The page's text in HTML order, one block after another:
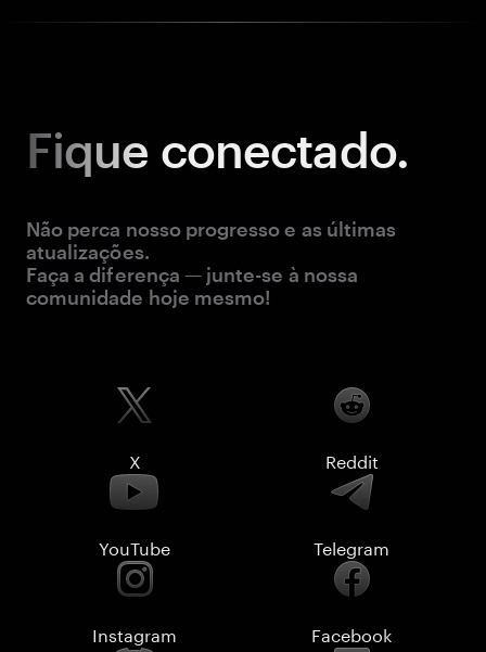
Fique conectado.
Não perca nosso progresso e as últimas
atualizações.
Faça a diferença — junte-se à nossa
comunidade hoje mesmo!
X Reddit
YouTube Telegram
Instagram Facebook